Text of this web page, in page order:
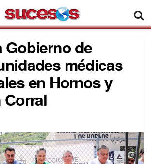
Gobierno de
médicas
en Hornos y